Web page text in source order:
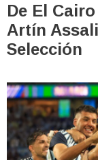
De El
Artín
Selección